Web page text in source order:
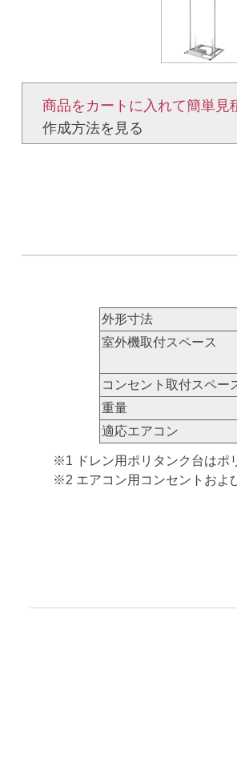
商品をカートに入れて簡単見
作成方法を見る​​
外形寸法
室外機取付スペース
コンセント取付スペー
重量
適応エアコン
※1 ドレン用ポリタンク台はポ
※2 エアコン用コンセントおよ